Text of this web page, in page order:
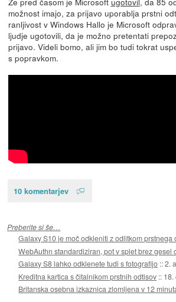
možnost imajo, za prijavo uporablja prstni
ranljivost v Windows Hallo je Microsoft
ljudje ugotovili, da je možno pretentati
prijavo. Videli bomo, ali jim bo tudi tokrat
s popravkom.
10 komentarjev
Preberite si še…
Galaxy S10 je moč odkleniti z odlitkom prstnega
WebAuthn standardiziran, pot v splet brez gesel
Galaxy S8 lahko odklenete tudi s fotografijo ::2.
Kreditna kartica s čitalnikom prstnih odtisov :: 18.
Britanska osebna izkaznica zlomljena v 12